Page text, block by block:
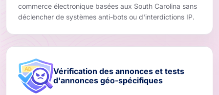
commerce électronique basées aux South Carolina sans
déclencher de systèmes anti-bots ou d'interdictions IP.
Vérification des annonces et tests
d'annonces géo-spécifiques